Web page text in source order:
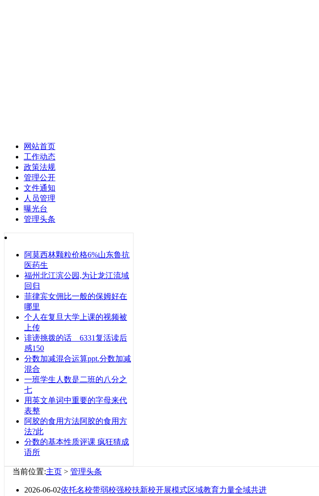
网站首页
工作动态
政策法规
管理公开
文件通知
人员管理
曝光台
管理头条
阿莫西林颗粒价格6%山东鲁抗
医药生
福州北江滨公园,为让龙江流域
回归
菲律宾女佣比一般的保姆好在
哪里
个人在复旦大学上课的视频被
上传
诽谤挑拨的话 6331复活读后
感150
分数加减混合运算ppt.分数加减
混合
一班学生人数是二班的八分之
七
用英文单词中重要的字母来代
表整
阿胶的食用方法阿胶的食用方
法?此
分数的基本性质评课 疯狂猜成
语所
当前位置:主页 > 管理头条
2026-06-02依托名校带弱校强校扶新校开展模式区域教育力量全域共进